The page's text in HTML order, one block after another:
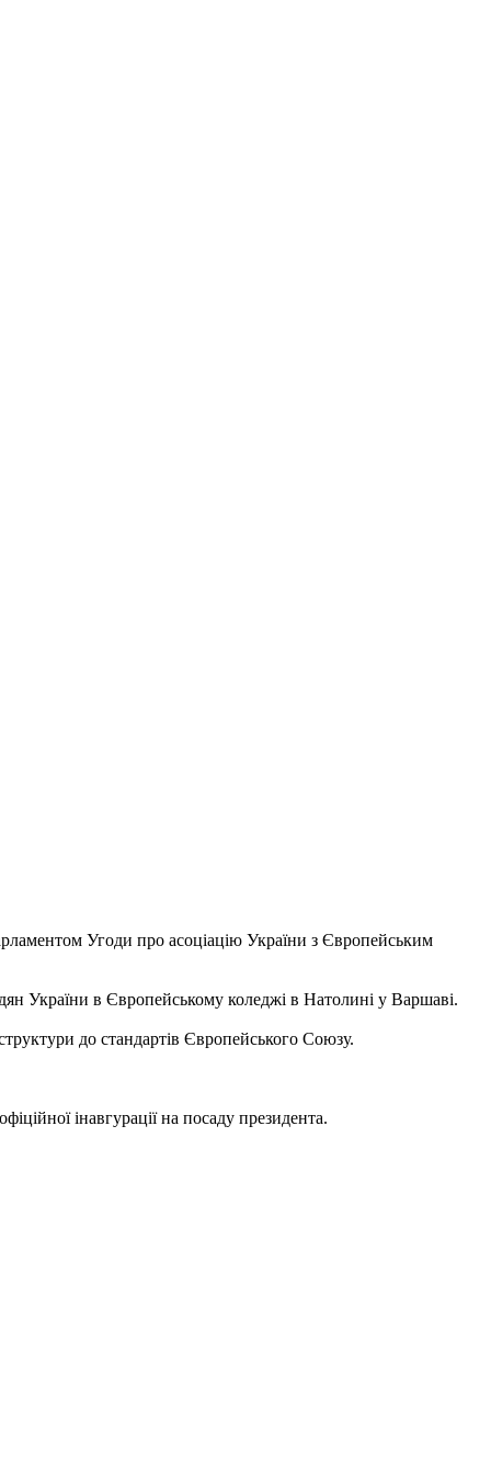
Угоди про асоціацію України з Європейським
України в Європейському коледжі в Натолині у Варшаві.
до стандартів Європейського Союзу.
інавгурації на посаду президента.